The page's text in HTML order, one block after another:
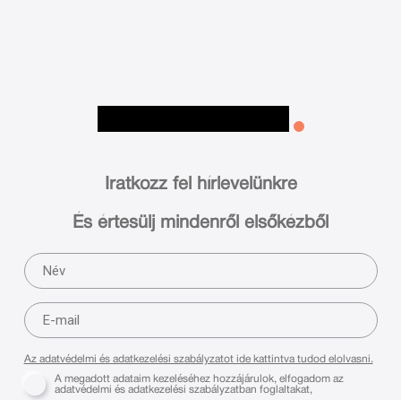
Iratkozz fel hírlevelünkre
És értesülj mindenről elsőkézből
Az adatvédelmi és adatkezelési szabályzatot ide kattintva tudod elolvasni.
A megadott adataim kezeléséhez hozzájárulok, elfogadom az
adatvédelmi és adatkezelési szabályzatban foglaltakat,